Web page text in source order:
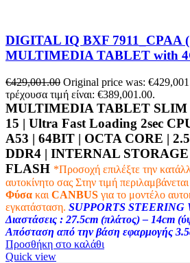
DIGITAL IQ BXF 7911_CPAA
MULTIMEDIA TABLET with
€429,001.00 Original price was:
τρέχουσα τιμή είναι: €389,001.00.
MULTIMEDIA TABLET SLIM
15 | Ultra Fast Loading 2sec
A53 | 64BIT | OCTA CORE |
DDR4 | INTERNAL STORAGE
FLASH *Προσοχή επιλέξτε την
αυτοκίνητο σας Στην τιμή
Φύσα και CANBUS για το μοντέλο
εγκατάσταση. SUPPORTS
Διαστάσεις : 27.5cm (πλάτος) – 14cm
Απόσταση από την βάση εφαρμογής
Προσθήκη στο καλάθι
Quick view